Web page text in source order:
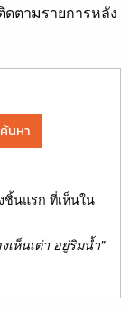
ดตามรายการหลัง
ค้นหา
ชิ้นแรก ที่เห็นใน
เห็นเต่า อยู่ริมน้ำ"